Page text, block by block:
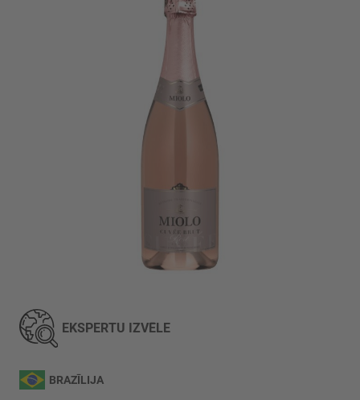
uz
galerijas
sākumu
EKSPERTU IZVĒLE
BRAZĪLIJA